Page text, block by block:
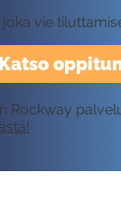
Katso
joka vie
Rockway